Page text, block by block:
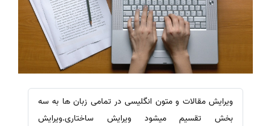
ویرایش مقالات و متون انگلیسی در تمامی زبان ها به سه
بخش تقسیم میشود ویرایش ساختاری.ویرایش